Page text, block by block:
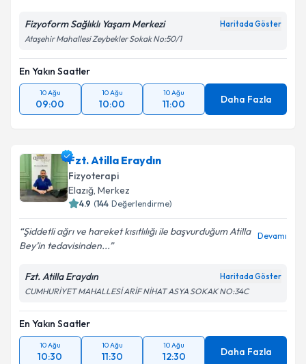
Fizyoform Sağlıklı Yaşam Merkezi Haritada Göster
Ataşehir Mahallesi Zeybekler Sokak No:50/1
En Yakın Saatler
10 Ağu
09:00
10 Ağu
10:00
10 Ağu
11:00 Daha Fazla
Fzt. Atilla Eraydın
Fizyoterapi
Elazığ, Merkez
4.9 (144 Değerlendirme)
Şiddetli ağrı ve hareket kısıtlılığı ile başvurduğum Atilla
Bey’in tedavisinden...
Devamı
Fzt. Atilla Eraydın Haritada Göster
CUMHURİYET MAHALLESİ ARİF NİHAT ASYA SOKAK NO:34C
En Yakın Saatler
10 Ağu
10:30
10 Ağu
11:30
10 Ağu
12:30 Daha Fazla